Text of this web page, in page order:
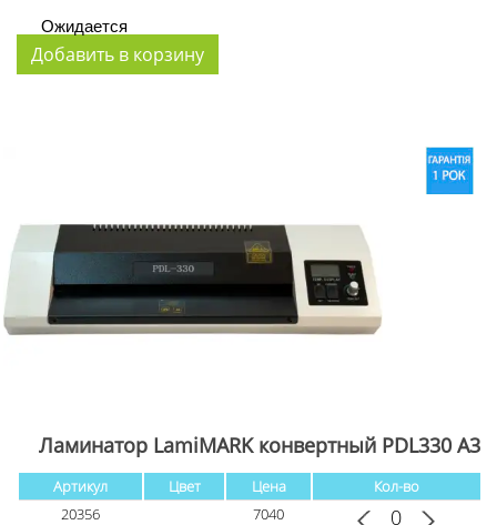
Ожидается
Ламинатор LamiMARK конвертный PDL330 А3
Артикул Цвет Цена
Кол-во
20356
7040